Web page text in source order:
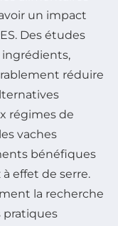
un impact
Des études
ingrédients,
réduire
régimes de
vaches
bénéfiques
effet de serre.
la recherche